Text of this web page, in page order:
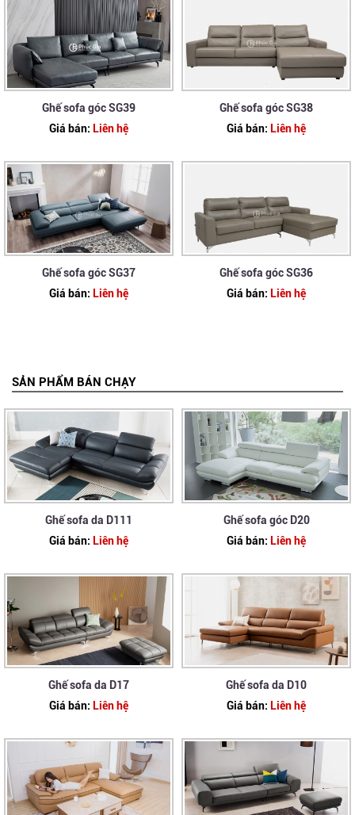
Ghế sofa góc SG39
Giá bán: Liên hệ
Ghế sofa góc SG38
Giá bán: Liên hệ
Ghế sofa góc SG37
Giá bán: Liên hệ
Ghế sofa góc SG36
Giá bán: Liên hệ
SẢN PHẨM BÁN CHẠY
Ghế sofa da D111
Giá bán: Liên hệ
Ghế sofa góc D20
Giá bán: Liên hệ
Ghế sofa da D17
Giá bán: Liên hệ
Ghế sofa da D10
Giá bán: Liên hệ